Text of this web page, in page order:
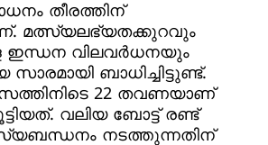
തീരത്തിന്
മത്സ്യലഭ്യതക്കുറവും
ഇന്ധന വിലവര്‍ധനയും
ബാധിച്ചിട്ടുണ്ട്.
22 തവണയാണ്
വലിയ ബോട്ട് രണ്ട്
നടത്തുന്നതിന്